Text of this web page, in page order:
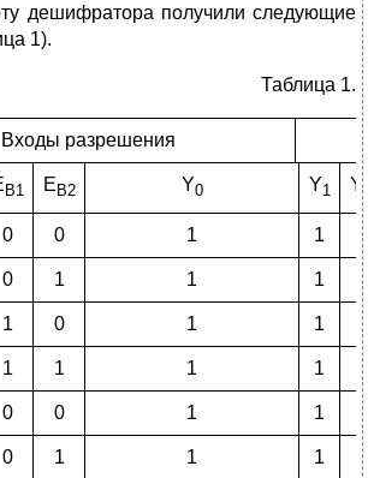
дешифратора получили следующие
1).
Таблица 1.
Входы разрешения
В1 Е В2 Y0 Y1 Y
0 0 1 1 1
0 1 1 1 1
1 0 1 1 1
1 1 1 1 1
0 0 1 1 1
0 1 1 1 1